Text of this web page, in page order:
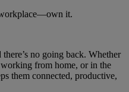
it.
no going back. Whether
from home, or in the
them connected, productive,